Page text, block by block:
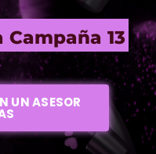
13
UN ASESOR